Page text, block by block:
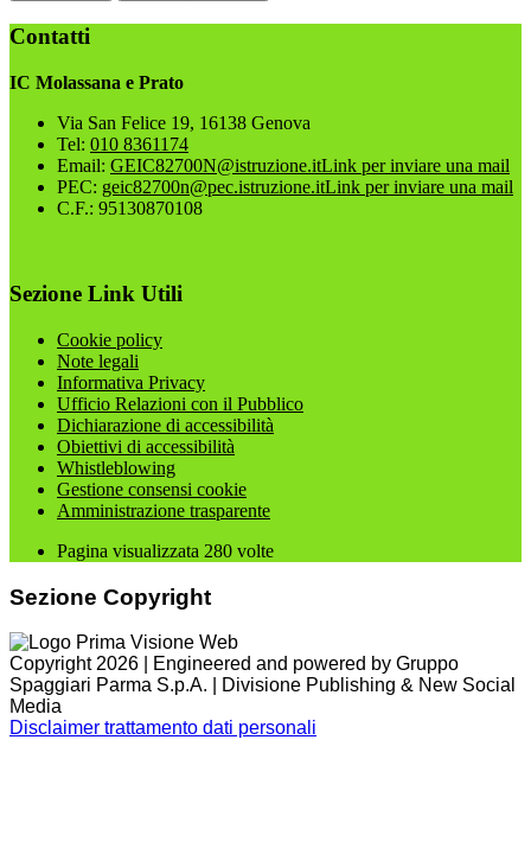
Contatti
IC Molassana e Prato
Via San Felice 19, 16138 Genova
Tel: 010 8361174
Email: GEIC82700N@istruzione.itLink per inviare una mail
PEC: geic82700n@pec.istruzione.itLink per inviare una mail
C.F.: 95130870108
Sezione Link Utili
Cookie policy
Note legali
Informativa Privacy
Ufficio Relazioni con il Pubblico
Dichiarazione di accessibilità
Obiettivi di accessibilità
Whistleblowing
Gestione consensi cookie
Amministrazione trasparente
Pagina visualizzata 280 volte
Sezione Copyright
Copyright 2026 | Engineered and powered by Gruppo
Spaggiari Parma S.p.A. | Divisione Publishing & New Social
Media
Disclaimer trattamento dati personali